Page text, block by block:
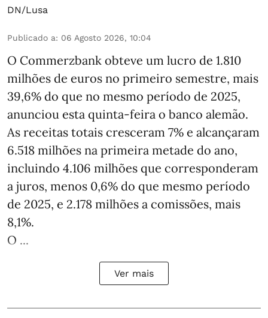
DN/Lusa
Publicado a: 06 Agosto 2026, 10:04
O Commerzbank obteve um lucro de 1.810
milhões de euros no primeiro semestre, mais
39,6% do que no mesmo período de 2025,
anunciou esta quinta-feira o banco alemão.
As receitas totais cresceram 7% e alcançaram
6.518 milhões na primeira metade do ano,
incluindo 4.106 milhões que corresponderam
a juros, menos 0,6% do que mesmo período
de 2025, e 2.178 milhões a comissões, mais
8,1%.
O ...
Ver mais